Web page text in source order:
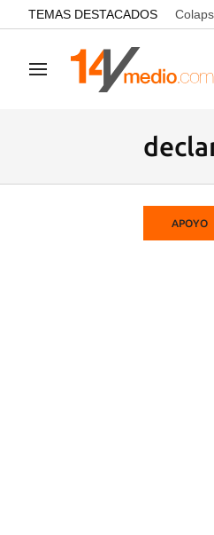
common.go-to-content
TEMAS DESTACADOS
Navegación
APOYO